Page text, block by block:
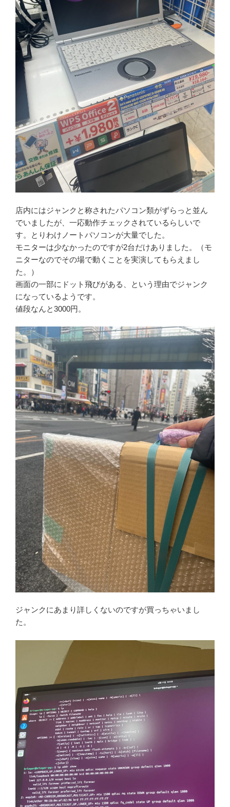
店内にはジャンクと称されたパソコン類がずらっと並ん
でいましたが、一応動作チェックされているらしいで
す。とりわけノートパソコンが大量でした。
モニターは少なかったのですが2台だけありました。（モ
ニターなのでその場で動くことを実演してもらえまし
た。）
画面の一部にドット飛びがある、という理由でジャンク
になっているようです。
値段なんと3000円。
ジャンクにあまり詳しくないのですが買っちゃいまし
た。